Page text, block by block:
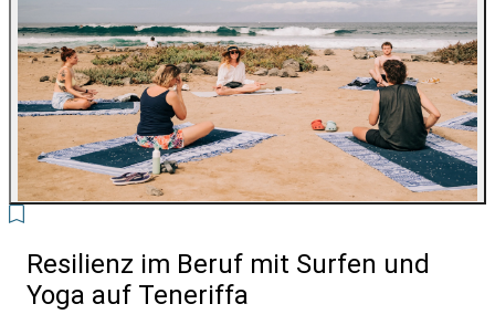
Resilienz im Beruf mit Surfen und
Yoga auf Teneriffa